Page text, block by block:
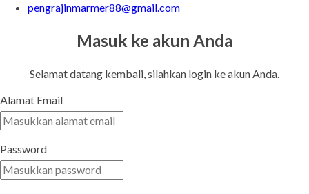
pengrajinmarmer88@gmail.com
Masuk ke akun Anda
Selamat datang kembali, silahkan login ke akun Anda.
Alamat Email
Password